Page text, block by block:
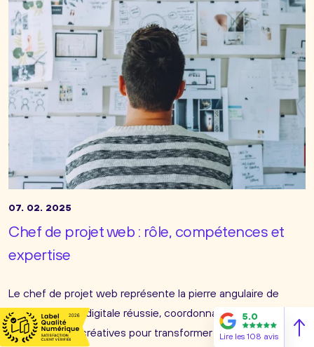
07. 02. 2025
Chef de projet web : rôle, compétences et
expertise
Le chef de projet web représente la pierre angulaire de
toute stratégie digitale réussie, coordonnant les équipes
techniques et créatives pour transformer une vision en
5.0
Lire les 108 avis